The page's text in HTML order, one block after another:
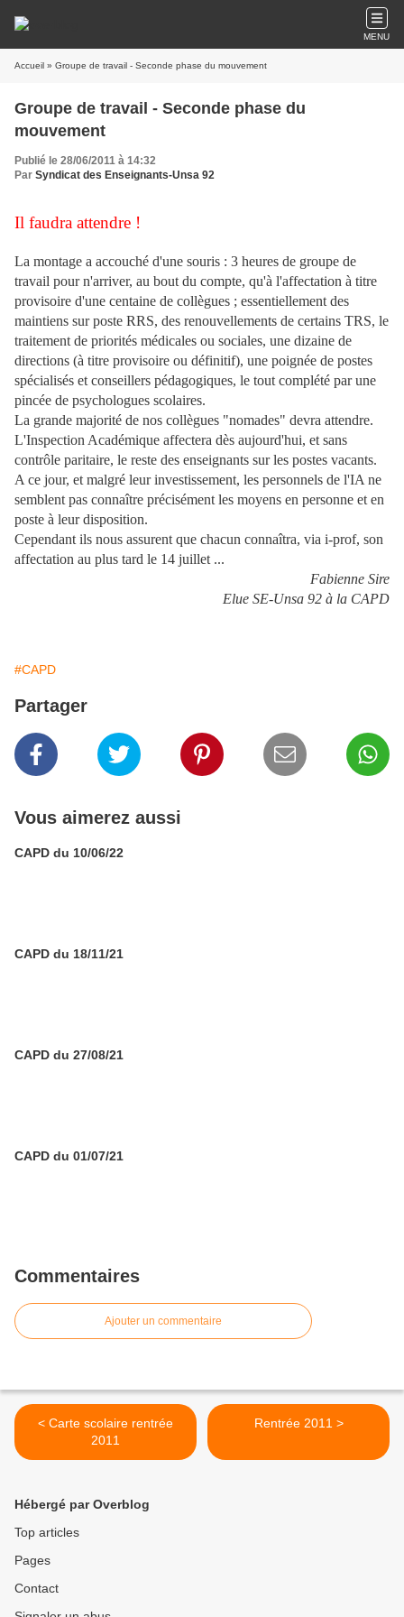
MENU
Accueil » Groupe de travail - Seconde phase du mouvement
Groupe de travail - Seconde phase du
mouvement
Publié le 28/06/2011 à 14:32
Par Syndicat des Enseignants-Unsa 92
Il faudra attendre !
La montage a accouché d'une souris : 3 heures de groupe de
travail pour n'arriver, au bout du compte, qu'à l'affectation à titre
provisoire d'une centaine de collègues ; essentiellement des
maintiens sur poste RRS, des renouvellements de certains TRS, le
traitement de priorités médicales ou sociales, une dizaine de
directions (à titre provisoire ou définitif), une poignée de postes
spécialisés et conseillers pédagogiques, le tout complété par une
pincée de psychologues scolaires.
La grande majorité de nos collègues "nomades" devra attendre.
L'Inspection Académique affectera dès aujourd'hui, et sans
contrôle paritaire, le reste des enseignants sur les postes vacants.
A ce jour, et malgré leur investissement, les personnels de l'IA ne
semblent pas connaître précisément les moyens en personne et en
poste à leur disposition.
Cependant ils nous assurent que chacun connaîtra, via i-prof, son
affectation au plus tard le 14 juillet ...
Fabienne Sire
Elue SE-Unsa 92 à la CAPD
#CAPD
Partager
Vous aimerez aussi
CAPD du 10/06/22
CAPD du 18/11/21
CAPD du 27/08/21
CAPD du 01/07/21
Commentaires
Ajouter un commentaire
< Carte scolaire rentrée
2011
Rentrée 2011 >
Hébergé par Overblog
Top articles
Pages
Contact